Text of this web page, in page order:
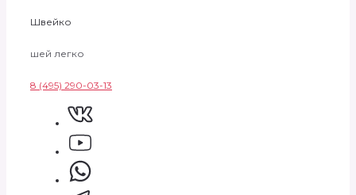
Швейко
шей легко
8 (495) 290-03-13